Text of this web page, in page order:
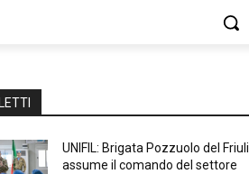
UNIFIL: Brigata Pozzuolo del Friuli
assume il comando del settore